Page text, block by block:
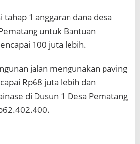
tahap 1 anggaran dana desa
untuk Bantuan
100 juta lebih.
jalan mengunakan paving
Rp68 juta lebih dan
di Dusun 1 Desa Pematang